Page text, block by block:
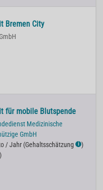
Bremen City
für mobile Blutspende
Medizinische
GmbH
/ Jahr (Gehaltsschätzung ℹ )